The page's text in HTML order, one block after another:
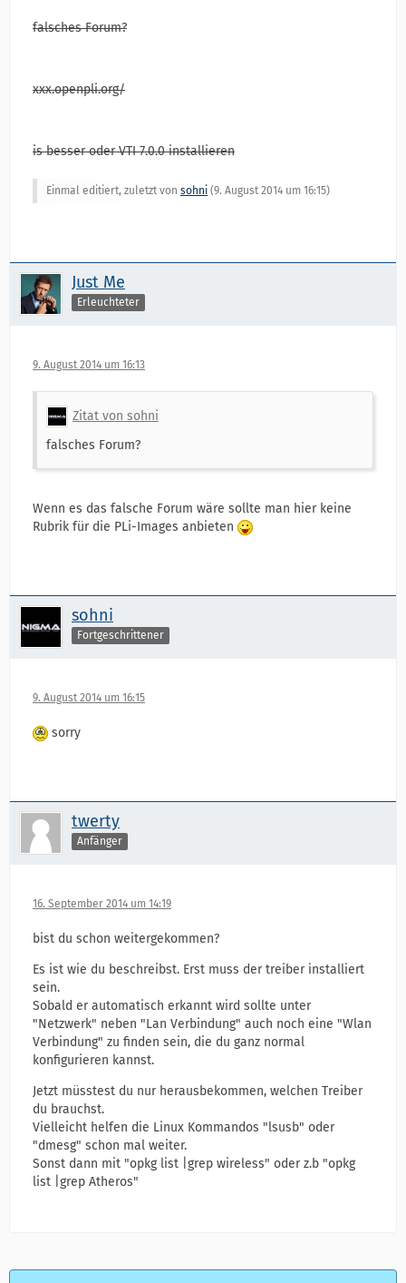
falsches Forum?
xxx.openpli.org/
is besser oder VTI 7.0.0 installieren
Einmal editiert, zuletzt von sohni (9. August 2014 um 16:15)
Just Me
Erleuchteter
9. August 2014 um 16:13
Zitat von sohni
falsches Forum?
Wenn es das falsche Forum wäre sollte man hier keine
Rubrik für die PLi-Images anbieten
sohni
Fortgeschrittener
9. August 2014 um 16:15
sorry
twerty
Anfänger
16. September 2014 um 14:19
bist du schon weitergekommen?
Es ist wie du beschreibst. Erst muss der treiber installiert
sein.
Sobald er automatisch erkannt wird sollte unter
"Netzwerk" neben "Lan Verbindung" auch noch eine "Wlan
Verbindung" zu finden sein, die du ganz normal
konfigurieren kannst.
Jetzt müsstest du nur herausbekommen, welchen Treiber
du brauchst.
Vielleicht helfen die Linux Kommandos "lsusb" oder
"dmesg" schon mal weiter.
Sonst dann mit "opkg list |grep wireless" oder z.b "opkg
list |grep Atheros"